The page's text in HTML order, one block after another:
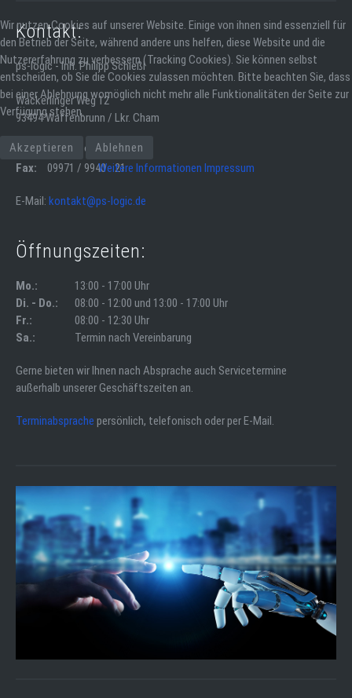
Kontakt:
ps-logic - Inh. Philipp Schießl
Wackerlinger Weg 12
93494 Waffenbrunn / Lkr. Cham
Tel.:
Fax:
09971 / 9940 - 22
09971 / 9940 - 21
E-Mail: kontakt@ps-logic.de
Öffnungszeiten:
Mo.:
Di. - Do.:
Fr.:
Sa.:
13:00 - 17:00 Uhr
08:00 - 12:00 und 13:00 - 17:00 Uhr
08:00 - 12:30 Uhr
Termin nach Vereinbarung
Gerne bieten wir Ihnen nach Absprache auch Servicetermine
außerhalb unserer Geschäftszeiten an.
Terminabsprache persönlich, telefonisch oder per E-Mail.
Wir nutzen Cookies auf unserer Website. Einige von ihnen sind essenziell für
den Betrieb der Seite, während andere uns helfen, diese Website und die
Nutzererfahrung zu verbessern (Tracking Cookies). Sie können selbst
entscheiden, ob Sie die Cookies zulassen möchten. Bitte beachten Sie, dass
bei einer Ablehnung womöglich nicht mehr alle Funktionalitäten der Seite zur
Verfügung stehen.
Akzeptieren
Ablehnen
Weitere Informationen Impressum